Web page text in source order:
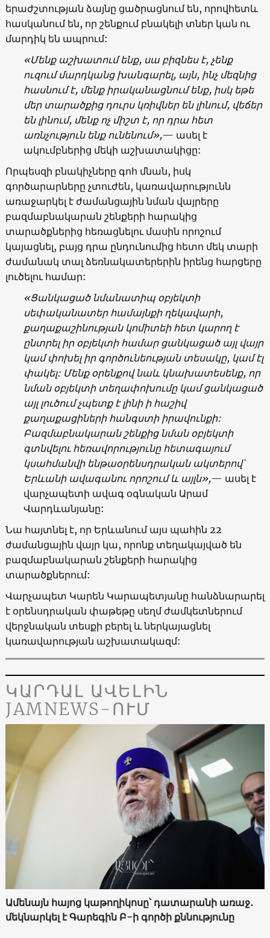
երաժշտության ձայնը ցածրացնում են, որովհետև
հասկանում են, որ շենքում բնակելի տներ կան ու
մարդիկ են ապրում:
«Մենք աշխատում ենք, սա բիզնես է, չենք
ուզում մարդկանց խանգարել, այն, ինչ մեզնից
հասնում է, մենք իրականացնում ենք, իսկ եթե
մեր տարածքից դուրս կռիվներ են լինում, վեճեր
են լինում, մենք ոչ միշտ է, որ դրա հետ
առնչություն ենք ունենում»,— ասել է
ակումբներից մեկի աշխատակիցը:
Որպեսզի բնակիչները գոհ մնան, իսկ
գործարարները չտուժեն, կառավարությունն
առաջարկել է ժամանցային նման վայրերը
բազմաբնակարան շենքերի հարակից
տարածքներից հեռացնելու մասին որոշում
կայացնել, բայց դրա ընդունումից հետո մեկ տարի
ժամանակ տալ ձեռնակատերերին իրենց հարցերը
լուծելու համար:
«Ցանկացած նմանատիպ օբյեկտի
սեփականատեր համայնքի ղեկավարի,
քաղաքաշինության կոմիտեի հետ կարող է
ընտրել իր օբյեկտի համար ցանկացած այլ վայր
կամ փոխել իր գործունեության տեսակը, կամ էլ
փակել: Մենք օրենքով նաև կնախատեսենք, որ
նման օբյեկտի տեղափոխումը կամ ցանկացած
այլ լուծում չպետք է լինի ի հաշիվ
քաղաքացիների հանգստի իրավունքի:
Բազմաբնակարան շենքից նման օբյեկտի
գտնվելու հեռավորությունը հետագայում
կսահմանվի ենթաօրենսդրական ակտերով՝
Երևանի ավագանու որոշում և այլն»,— ասել է
վարչապետի ավագ օգնական Արամ
Վարդևանյանը:
Նա հայտնել է, որ Երևանում այս պահին 22
ժամանցային վայր կա, որոնք տեղակայված են
բազմաբնակարան շենքերի հարակից
տարածքներում:
Վարչապետ Կարեն Կարապետյանը հանձնարարել
է օրենսդրական փաթեթը սեղմ ժամկետներում
վերջնական տեսքի բերել և ներկայացնել
կառավարության աշխատակազմ:
ԿԱՐԴԱԼ ԱՎԵԼԻՆ
JAMNEWS-ՈՒՄ
Ամենայն հայոց կաթողիկոսը՝ դատարանի առաջ․
մեկնարկել է Գարեգին Բ-ի գործի քննությունը